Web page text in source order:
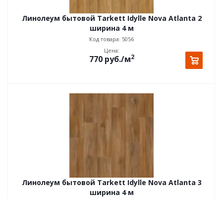
Линолеум бытовой Tarkett Idylle Nova Atlanta 2
ширина 4 м
Код товара: 5056
Цена:
770руб./м2
Линолеум бытовой Tarkett Idylle Nova Atlanta 3
ширина 4 м